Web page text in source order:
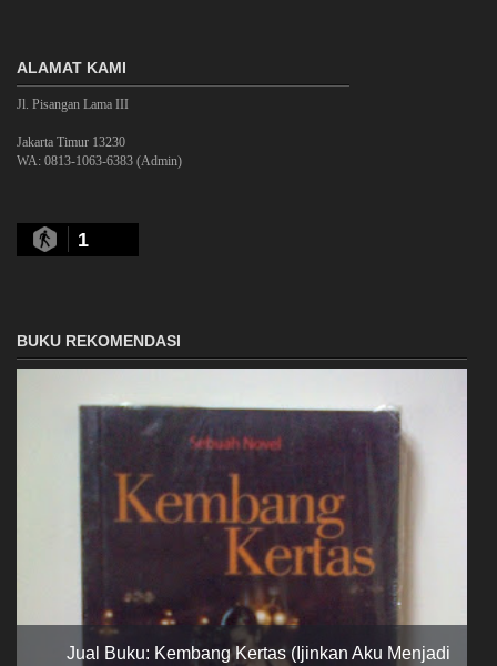
ALAMAT KAMI
Jl. Pisangan Lama III
Jakarta Timur 13230
WA: 0813-1063-6383 (Admin)
1
BUKU REKOMENDASI
Jual Buku: Kembang Kertas (Ijinkan Aku Menjadi